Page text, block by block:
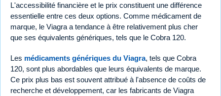
L'accessibilité financière et le prix constituent une différence
essentielle entre ces deux options. Comme médicament de
marque, le Viagra a tendance à être relativement plus cher
que ses équivalents génériques, tels que le Cobra 120.
Les médicaments génériques du Viagra, tels que Cobra
120, sont plus abordables que leurs équivalents de marque.
Ce prix plus bas est souvent attribué à l'absence de coûts de
recherche et développement, car les fabricants de Viagra